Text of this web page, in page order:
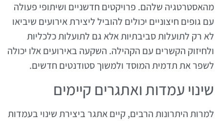
מהאסטרטגיה שלהם. פרויקטים חדשניים ושיתופי פעולה
עם גופים חיצוניים יכולים להוביל ליצירת אירועים שיביאו
לא רק לתועלות סביבתיות אלא גם לתועלות כלכליות
ולחיזוק הקשרים עם הקהילה. השקעה באירועים אלו יכולה
לשפר את תדמית המוסד ולמשוך סטודנטים חדשים.
שינוי עמדות ואתגרים קיימים
למרות היתרונות הרבים, קיים אתגר ביצירת שינוי בעמדות